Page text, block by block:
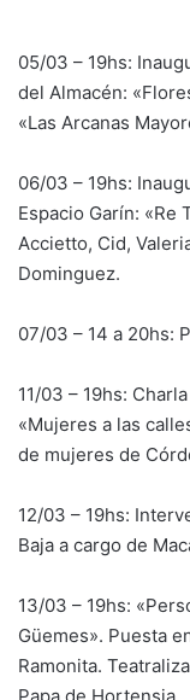
05/03 – 19hs:
del Almacén:
«Las Arcanas
06/03 – 19hs:
Espacio Garín: «Re
Accietto, Cid,
Dominguez.
07/03 – 14 a 20hs:
11/03 – 19hs:
«Mujeres a las
de mujeres de
12/03 – 19hs:
Baja a cargo de
13/03 – 19hs:
Güemes». Puesta
Ramonita.